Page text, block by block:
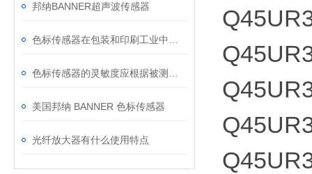
邦纳BANNER超声波传感器
美国邦纳 BANNER 色标传感器
光纤放大器有什么使用特点